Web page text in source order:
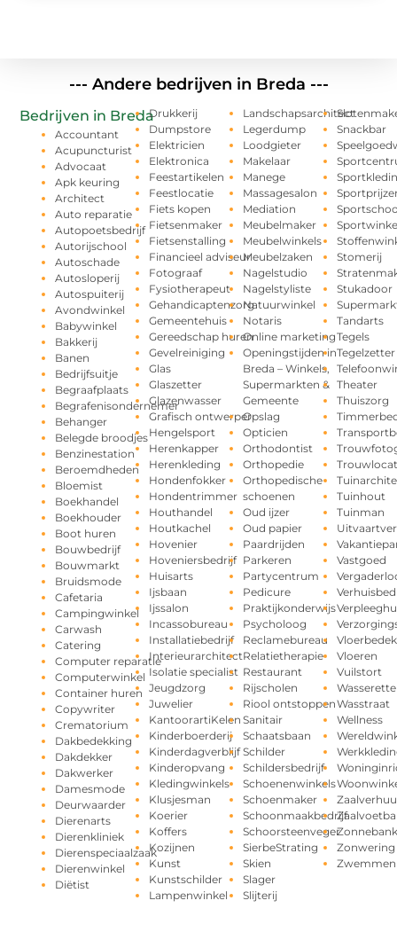
--- Andere bedrijven in Breda ---
Bedrijven in Breda
Accountant
Acupuncturist
Advocaat
Apk keuring
Architect
Auto reparatie
Autopoetsbedrijf
Autorijschool
Autoschade
Autosloperij
Autospuiterij
Avondwinkel
Babywinkel
Bakkerij
Banen
Bedrijfsuitje
Begraafplaats
Begrafenisondernemer
Behanger
Belegde broodjes
Benzinestation
Beroemdheden
Bloemist
Boekhandel
Boekhouder
Boot huren
Bouwbedrijf
Bouwmarkt
Bruidsmode
Cafetaria
Campingwinkel
Carwash
Catering
Computer reparatie
Computerwinkel
Container huren
Copywriter
Crematorium
Dakbedekking
Dakdekker
Dakwerker
Damesmode
Deurwaarder
Dierenarts
Dierenkliniek
Dierenspeciaalzaak
Dierenwinkel
Diëtist
Drukkerij
Dumpstore
Elektricien
Elektronica
Feestartikelen
Feestlocatie
Fiets kopen
Fietsenmaker
Fietsenstalling
Financieel adviseur
Fotograaf
Fysiotherapeut
Gehandicaptenzorg
Gemeentehuis
Gereedschap huren
Gevelreiniging
Glas
Glaszetter
Glazenwasser
Grafisch ontwerper
Hengelsport
Herenkapper
Herenkleding
Hondenfokker
Hondentrimmer
Houthandel
Houtkachel
Hovenier
Hoveniersbedrijf
Huisarts
Ijsbaan
Ijssalon
Incassobureau
Installatiebedrijf
Interieurarchitect
Isolatie specialist
Jeugdzorg
Juwelier
KantoorartiKelen
Kinderboerderij
Kinderdagverblijf
Kinderopvang
Kledingwinkels
Klusjesman
Koerier
Koffers
Kozijnen
Kunst
Kunstschilder
Lampenwinkel
Landschapsarchitect
Legerdump
Loodgieter
Makelaar
Manege
Massagesalon
Mediation
Meubelmaker
Meubelwinkels
Meubelzaken
Nagelstudio
Nagelstyliste
Natuurwinkel
Notaris
Online marketing
Openingstijden in
Breda – Winkels,
Supermarkten &
Gemeente
Opslag
Opticien
Orthodontist
Orthopedie
Orthopedische
schoenen
Oud ijzer
Oud papier
Paardrijden
Parkeren
Partycentrum
Pedicure
Praktijkonderwijs
Psycholoog
Reclamebureau
Relatietherapie
Restaurant
Rijscholen
Riool ontstoppen
Sanitair
Schaatsbaan
Schilder
Schildersbedrijf
Schoenenwinkels
Schoenmaker
Schoonmaakbedrijf
Schoorsteenveger
SierbeStrating
Skien
Slager
Slijterij
Snackbar
Stomerij
Stukadoor
Tandarts
Tegels
Tegelzetter
Theater
Thuiszorg
Tuinhout
Tuinman
Vastgoed
Vloeren
Vuilstort
Wasserette
Wasstraat
Wellness
Zonnebank
Zonwering
Zwemmen